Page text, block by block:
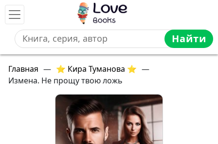
Найти
Главная — ⭐ Кира Туманова ⭐ —
Измена. Не прощу твою ложь